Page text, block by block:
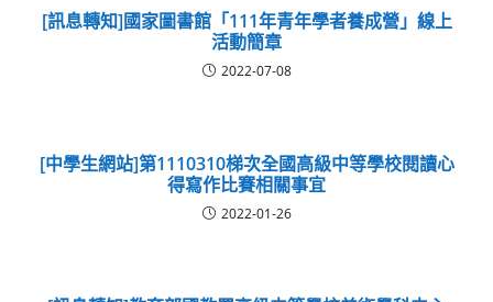
[訊息轉知]國家圖書館「111年青年學者養成營」線上
活動簡章
2022-07-08
[中學生網站]第1110310梯次全國高級中等學校閱讀心
得寫作比賽相關事宜
2022-01-26